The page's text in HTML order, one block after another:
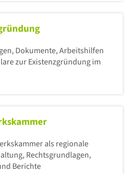
Dokumente, Arbeitshilfen
zur Existenzgründung im
als regionale
Rechtsgrundlagen,
Berichte